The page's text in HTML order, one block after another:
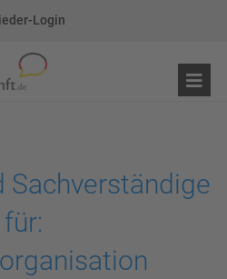
Login
Sachverständige
für: